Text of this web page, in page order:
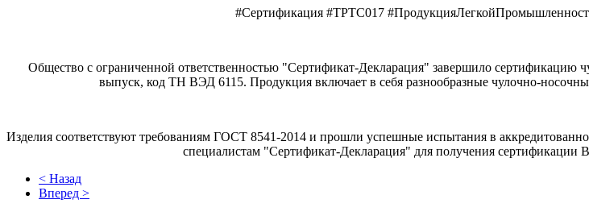
#Сертификация #ТРТС017
Общество с ограниченной ответственностью "Сертификат-Декларация" завершило
выпуск, код ТН ВЭД 6115. Продукция включает в себя разнообразные чулочно-
Изделия соответствуют требованиям ГОСТ 8541-2014 и прошли успешные испытания в
специалистам "Сертификат-Декларация" для получения сертификации
< Назад
Вперед >